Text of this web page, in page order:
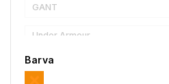
GANT
Under Armour
Privé Revaux
Barva